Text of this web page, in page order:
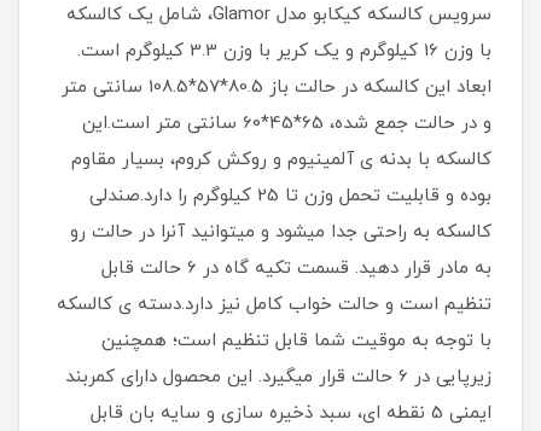
سرویس کالسکه کیکابو مدل Glamor، شامل یک کالسکه
با وزن 16 کیلوگرم و یک کریر با وزن 3.3 کیلوگرم است.
ابعاد این کالسکه در حالت باز 80.5*57*108.5 سانتی متر
و در حالت جمع شده، 65*45*60 سانتی متر است.این
کالسکه با بدنه ی آلمینیوم و روکش کروم، بسیار مقاوم
بوده و قابلیت تحمل وزن تا 25 کیلوگرم را دارد.صندلی
کالسکه به راحتی جدا میشود و میتوانید آنرا در حالت رو
به مادر قرار دهید. قسمت تکیه گاه در 6 حالت قابل
تنظیم است و حالت خواب کامل نیز دارد.دسته ی کالسکه
با توجه به موقیت شما قابل تنظیم است؛ همچنین
زیرپایی در 6 حالت قرار میگیرد. این محصول دارای کمربند
ایمنی 5 نقطه ای، سبد ذخیره سازی و سایه بان قابل